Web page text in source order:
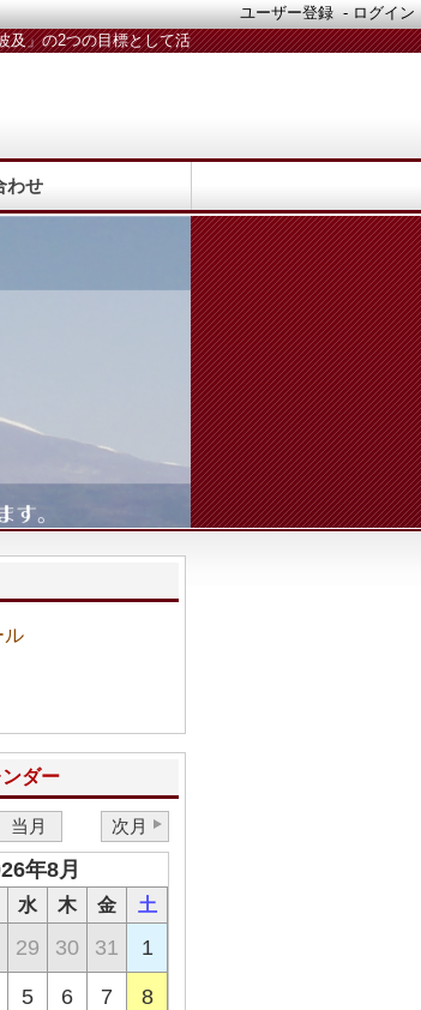
ユーザー登録 -ログイン
及」の2つの目標として活
わせ
ル
ダー
当月 次月
年8月
水 木 金 土
29 30 31 1
5 6 7 8